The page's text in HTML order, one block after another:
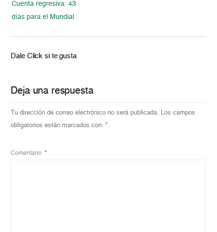
Cuenta regresiva: 43
días para el Mundial
Dale Click si te gusta
Deja una respuesta
Tu dirección de correo electrónico no será publicada. Los campos
obligatorios están marcados con
*
Comentario *